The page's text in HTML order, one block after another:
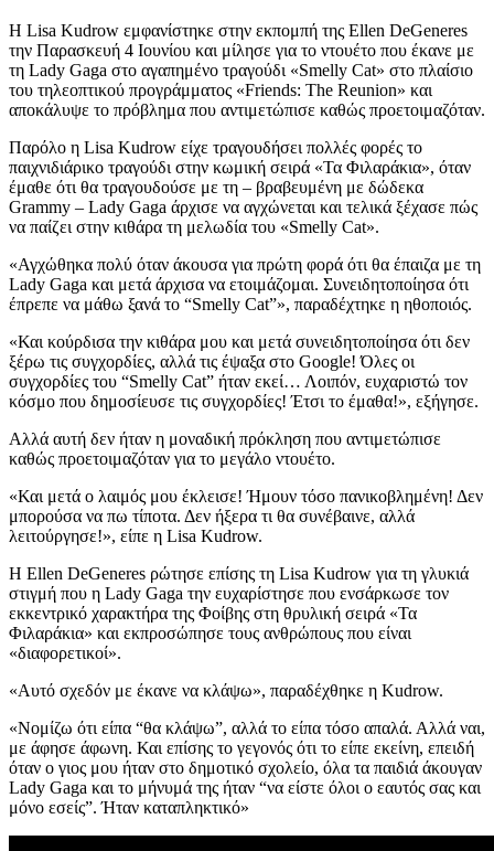
Η Lisa Kudrow εμφανίστηκε στην εκπομπή της Ellen DeGeneres
την Παρασκευή 4 Ιουνίου και μίλησε για το ντουέτο που έκανε με
τη Lady Gaga στο αγαπημένο τραγούδι «Smelly Cat» στο πλαίσιο
του τηλεοπτικού προγράμματος «Friends: The Reunion» και
αποκάλυψε το πρόβλημα που αντιμετώπισε καθώς προετοιμαζόταν.
Παρόλο η Lisa Kudrow είχε τραγουδήσει πολλές φορές το
παιχνιδιάρικο τραγούδι στην κωμική σειρά «Τα Φιλαράκια», όταν
έμαθε ότι θα τραγουδούσε με τη – βραβευμένη με δώδεκα
Grammy – Lady Gaga άρχισε να αγχώνεται και τελικά ξέχασε πώς
να παίζει στην κιθάρα τη μελωδία του «Smelly Cat».
«Αγχώθηκα πολύ όταν άκουσα για πρώτη φορά ότι θα έπαιζα με τη
Lady Gaga και μετά άρχισα να ετοιμάζομαι. Συνειδητοποίησα ότι
έπρεπε να μάθω ξανά το “Smelly Cat”», παραδέχτηκε η ηθοποιός.
«Και κούρδισα την κιθάρα μου και μετά συνειδητοποίησα ότι δεν
ξέρω τις συγχορδίες, αλλά τις έψαξα στο Google! Όλες οι
συγχορδίες του “Smelly Cat” ήταν εκεί… Λοιπόν, ευχαριστώ τον
κόσμο που δημοσίευσε τις συγχορδίες! Έτσι το έμαθα!», εξήγησε.
Αλλά αυτή δεν ήταν η μοναδική πρόκληση που αντιμετώπισε
καθώς προετοιμαζόταν για το μεγάλο ντουέτο.
«Και μετά ο λαιμός μου έκλεισε! Ήμουν τόσο πανικοβλημένη! Δεν
μπορούσα να πω τίποτα. Δεν ήξερα τι θα συνέβαινε, αλλά
λειτούργησε!», είπε η Lisa Kudrow.
Η Ellen DeGeneres ρώτησε επίσης τη Lisa Kudrow για τη γλυκιά
στιγμή που η Lady Gaga την ευχαρίστησε που ενσάρκωσε τον
εκκεντρικό χαρακτήρα της Φοίβης στη θρυλική σειρά «Τα
Φιλαράκια» και εκπροσώπησε τους ανθρώπους που είναι
«διαφορετικοί».
«Αυτό σχεδόν με έκανε να κλάψω», παραδέχθηκε η Kudrow.
«Νομίζω ότι είπα “θα κλάψω”, αλλά το είπα τόσο απαλά. Αλλά ναι,
με άφησε άφωνη. Και επίσης το γεγονός ότι το είπε εκείνη, επειδή
όταν ο γιος μου ήταν στο δημοτικό σχολείο, όλα τα παιδιά άκουγαν
Lady Gaga και το μήνυμά της ήταν “να είστε όλοι ο εαυτός σας και
μόνο εσείς”. Ήταν καταπληκτικό»